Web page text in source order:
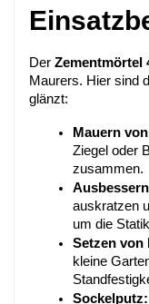
Der Zementmörtel
Maurers. Hier sind
glänzt:
Mauern
Ziegel oder
zusammen.
auskratzen
um die
Setzen von
kleine
Sockelputz: